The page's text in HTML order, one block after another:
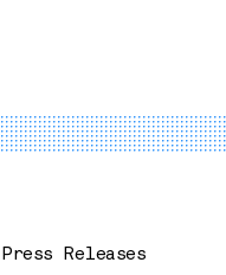
Press Releases